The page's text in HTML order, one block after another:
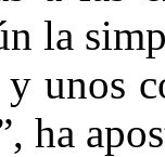
la
unos
ha